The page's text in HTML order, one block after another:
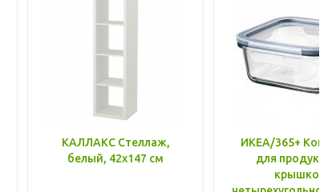
КАЛЛАКС Стеллаж,
белый, 42x147 см
ИКЕА/365+
для
крышкой,